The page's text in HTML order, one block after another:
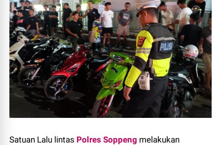
Satuan Lalu lintas Polres Soppeng melakukan